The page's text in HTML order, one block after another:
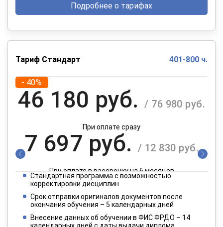
Подробнее о тарифах
Тариф Стандарт 401-800 ч.
- 40%
46 180 руб. / 76 980 руб.
При оплате сразу
7 697 руб. / 12 830 руб.
При оплате в рассрочку на 6 месяцев
3 849 руб.
При оплате в рассрочку на 12 месяцев
Стандартная программа с возможностью
корректировки дисциплин
Срок отправки оригиналов документов после
окончания обучения – 5 календарных дней
Внесение данных об обучении в ФИС ФРДО – 14
календарных дней с даты выдачи диплома